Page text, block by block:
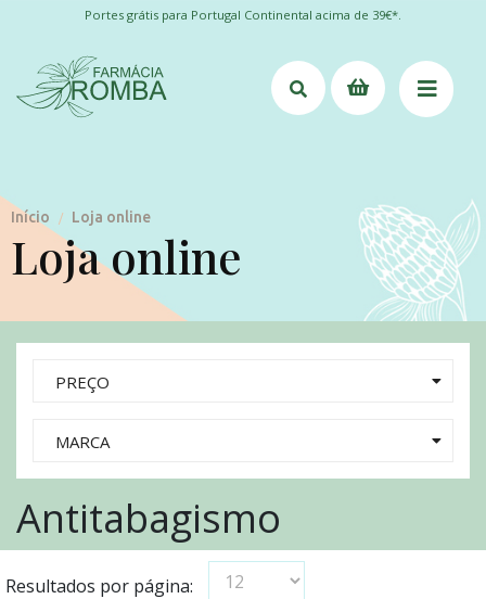
Portes grátis para Portugal Continental acima de 39€*.
Início / Loja online
Loja online
PREÇO
MARCA
Antitabagismo
Resultados por página: